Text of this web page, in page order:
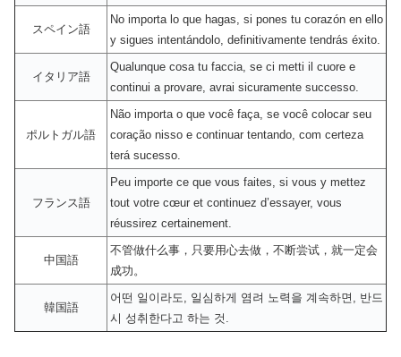
スペイン語
No importa lo que hagas, si pones tu corazón en ello
y sigues intentándolo, definitivamente tendrás éxito.
イタリア語
Qualunque cosa tu faccia, se ci metti il ​​cuore e
continui a provare, avrai sicuramente successo.
ポルトガル語
Não importa o que você faça, se você colocar seu
coração nisso e continuar tentando, com certeza
terá sucesso.
フランス語
Peu importe ce que vous faites, si vous y mettez
tout votre cœur et continuez d’essayer, vous
réussirez certainement.
中国語
不管做什么事，只要用心去做，不断尝试，就一定会
成功。
韓国語
어떤 일이라도, 일심하게 염려 노력을 계속하면, 반드
시 성취한다고 하는 것.